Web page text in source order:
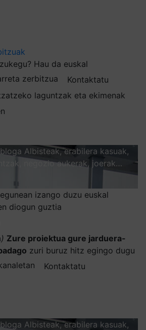
Hau da euskal
zerbitzua
Kontaktatu
laguntzak eta ekimenak
Albisteak, erabilera kasuak,
negozio aukerak, joerak…
izango duzu euskal
diogun guztia
) Zure proiektua gure jarduera-
zuri buruz hitz egingo dugu
Kontaktatu
Albisteak, erabilera kasuak,